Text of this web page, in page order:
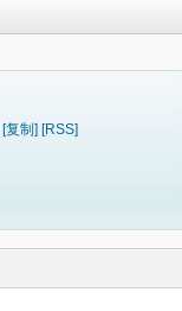
[复制] [RSS]